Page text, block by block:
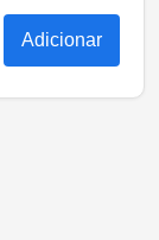
Adicionar